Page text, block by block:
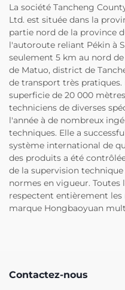
La société Tancheng
Ltd. est située dans la
partie nord de la province
l'autoroute reliant Pékin à
seulement 5 km au nord
de Matuo, district de
de transport très
superficie de 20 000
techniciens de diverses
l'année à de nombreux
techniques. Elle a
système international de
des produits a été
de la supervision
normes en vigueur.
respectent entièrement
marque Hongbaoyuan
Contactez-nous